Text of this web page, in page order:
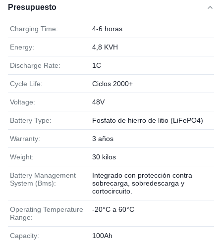
Presupuesto
Charging Time: 4-6 horas
Energy: 4,8 KVH
Discharge Rate: 1C
Cycle Life: Ciclos 2000+
Voltage: 48V
Battery Type: Fosfato de hierro de litio (LiFePO4)
Warranty: 3 años
Weight: 30 kilos
Battery Management
System (Bms):
Integrado con protección contra
sobrecarga, sobredescarga y
cortocircuito.
Operating Temperature
Range:
-20°C a 60°C
Capacity: 100Ah